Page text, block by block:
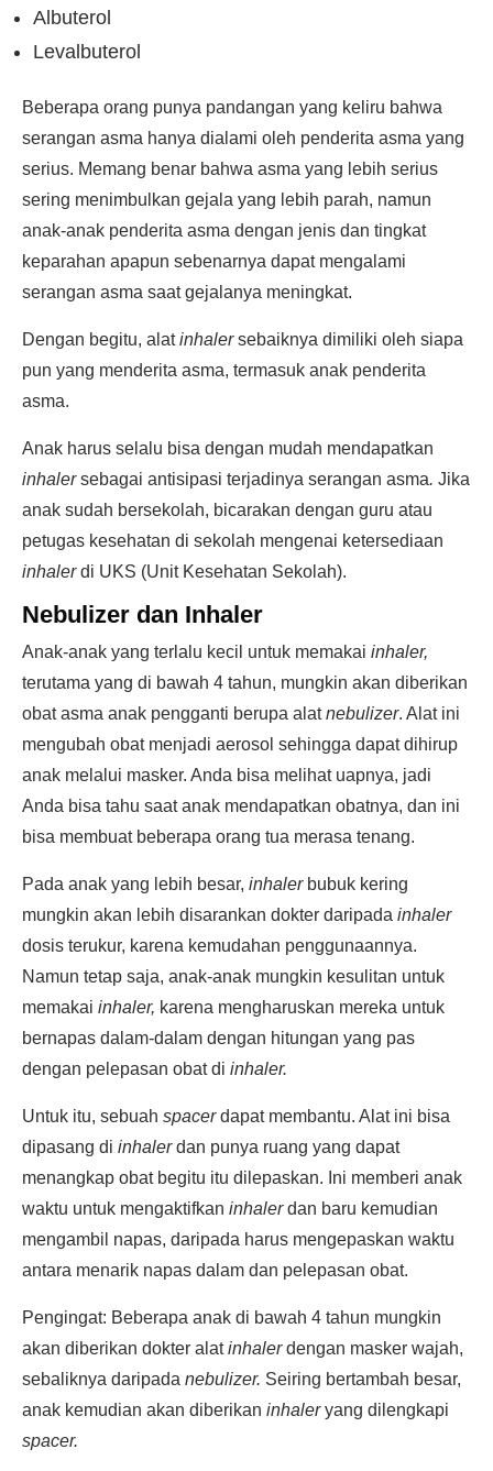
Albuterol
Levalbuterol
Beberapa orang punya pandangan yang keliru bahwa
serangan asma hanya dialami oleh penderita asma yang
serius. Memang benar bahwa asma yang lebih serius
sering menimbulkan gejala yang lebih parah, namun
anak-anak penderita asma dengan jenis dan tingkat
keparahan apapun sebenarnya dapat mengalami
serangan asma saat gejalanya meningkat.
Dengan begitu, alatinhalersebaiknya dimiliki oleh siapa
pun yang menderita asma, termasuk anak penderita
asma.
Anak harus selalu bisa dengan mudah mendapatkan
inhalersebagai antisipasi terjadinya serangan asma. Jika
anak sudah bersekolah, bicarakan dengan guru atau
petugas kesehatan di sekolah mengenai ketersediaan
inhalerdi UKS (Unit Kesehatan Sekolah).
Nebulizer dan Inhaler
Anak-anak yang terlalu kecil untuk memakai inhaler,
terutama yang di bawah 4 tahun, mungkin akan diberikan
obat asma anak pengganti berupa alatnebulizer. Alat ini
mengubah obat menjadi aerosol sehingga dapat dihirup
anak melalui masker. Anda bisa melihat uapnya, jadi
Anda bisa tahu saat anak mendapatkan obatnya, dan ini
bisa membuat beberapa orang tua merasa tenang.
Pada anak yang lebih besar, inhalerbubuk kering
mungkin akan lebih disarankan dokter daripada inhaler
dosis terukur, karena kemudahan penggunaannya.
Namun tetap saja, anak-anak mungkin kesulitan untuk
memakai inhaler, karena mengharuskan mereka untuk
bernapas dalam-dalam dengan hitungan yang pas
dengan pelepasan obat di inhaler.
Untuk itu, sebuah spacerdapat membantu. Alat ini bisa
dipasang di inhalerdan punya ruang yang dapat
menangkap obat begitu itu dilepaskan. Ini memberi anak
waktu untuk mengaktifkan inhalerdan baru kemudian
mengambil napas, daripada harus mengepaskan waktu
antara menarik napas dalam dan pelepasan obat.
Pengingat: Beberapa anak di bawah 4 tahun mungkin
akan diberikan dokter alatinhalerdengan masker wajah,
sebaliknya daripada nebulizer. Seiring bertambah besar,
anak kemudian akan diberikan inhaleryang dilengkapi
spacer.